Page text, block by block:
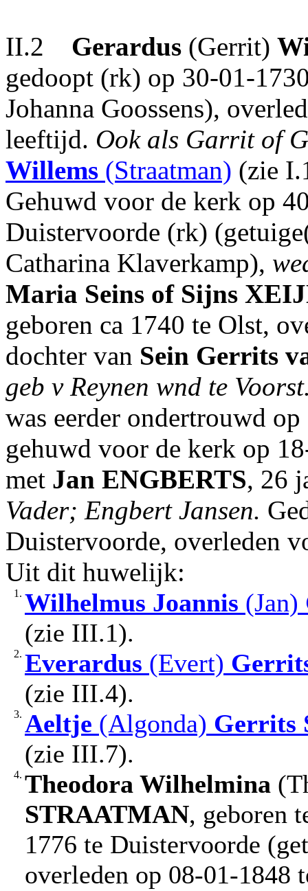
II.2 Gerardus (Gerrit)
gedoopt (rk) op 30-01-
Johanna Goossens),
leeftijd. Ook als Garrit of
Willems (Straatman) (zie
Gehuwd voor de kerk op
Duistervoorde (rk)
Catharina Klaverkamp),
Maria Seins of Sijns
geboren ca 1740 te Olst,
dochter van Sein Gerrits
geb v Reynen wnd te
was eerder ondertrouwd
gehuwd voor de kerk op
met Jan ENGBERTS, 26
Vader; Engbert Jansen.
Duistervoorde, overleden
Uit dit huwelijk:
1. Wilhelmus Joannis (Jan)
(zie III.1).
2. Everardus (Evert)
(zie III.4).
3. Aeltje (Algonda) Gerrits
(zie III.7).
4. Theodora Wilhelmina
STRAATMAN, geboren
1776 te Duistervoorde
overleden op 08-01-1848